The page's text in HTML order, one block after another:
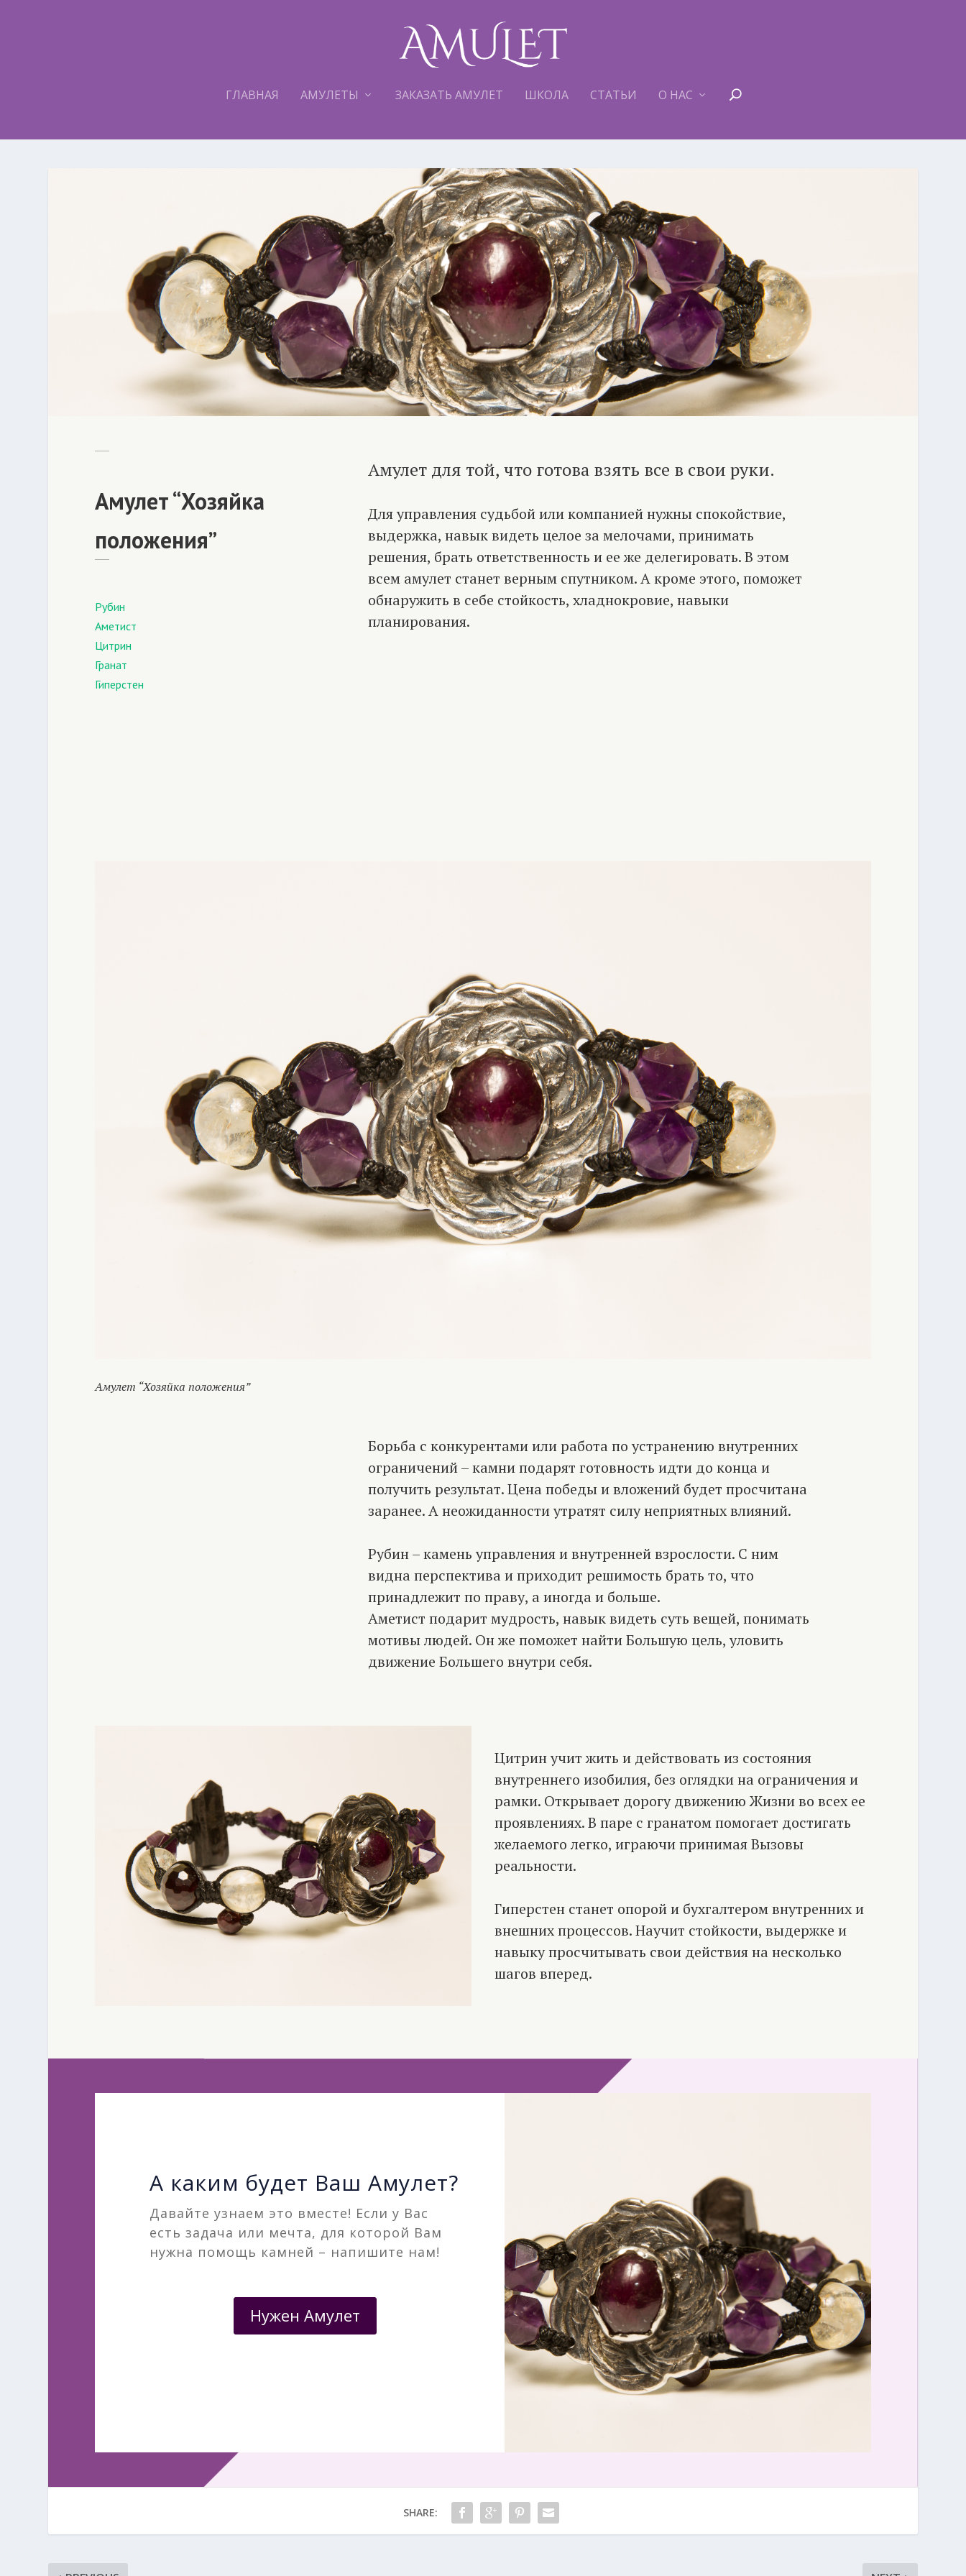
ГЛАВНАЯ АМУЛЕТЫ ЗАКАЗАТЬ АМУЛЕТ ШКОЛА СТАТЬИ О НАС
Амулет “Хозяйка
положения”
Рубин
Аметист
Цитрин
Гранат
Гиперстен
Амулет для той, что готова взять все в свои руки.
Для управления судьбой или компанией нужны спокойствие,
выдержка, навык видеть целое за мелочами, принимать
решения, брать ответственность и ее же делегировать. В этом
всем амулет станет верным спутником. А кроме этого, поможет
обнаружить в себе стойкость, хладнокровие, навыки
планирования.
Амулет “Хозяйка положения”
Борьба с конкурентами или работа по устранению внутренних
ограничений – камни подарят готовность идти до конца и
получить результат. Цена победы и вложений будет просчитана
заранее. А неожиданности утратят силу неприятных влияний.
Рубин – камень управления и внутренней взрослости. С ним
видна перспектива и приходит решимость брать то, что
принадлежит по праву, а иногда и больше.
Аметист подарит мудрость, навык видеть суть вещей, понимать
мотивы людей. Он же поможет найти Большую цель, уловить
движение Большего внутри себя.
Цитрин учит жить и действовать из состояния
внутреннего изобилия, без оглядки на ограничения и
рамки. Открывает дорогу движению Жизни во всех ее
проявлениях. В паре с гранатом помогает достигать
желаемого легко, играючи принимая Вызовы
реальности.
Гиперстен станет опорой и бухгалтером внутренних и
внешних процессов. Научит стойкости, выдержке и
навыку просчитывать свои действия на несколько
шагов вперед.
А каким будет Ваш Амулет?
Давайте узнаем это вместе! Если у Вас
есть задача или мечта, для которой Вам
нужна помощь камней – напишите нам!
Нужен Амулет
SHARE: